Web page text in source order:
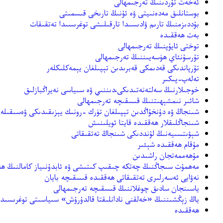
بوستانلىق مەدەنىيتى ۋە ئۇنىڭ تارىخى قىسمىتى
بۇددىزمنىڭ تارىم ۋادىسىدا تارقىلىشى توغرىسىدا تەتقىقات
بەت ھەققىدە
توختى ئايۇپنىڭ تەرجىمھالى
تۇرسۇنئاي ھۈسەيىننىڭ تەرجىمھالى
تۇرپاندىكى قەدىمكى قەبرىدىن تېپىلغان يېمەكلىكلەر
تەلەپ-پىكىر
خوجىلارنىڭ سەلتەنەتىدىكى،دىننىي ۋە سىياسى نەيراڭبازلىق
شائىر نىمشېھىتنىڭ قىسقىچە تەرجىمھالى
شىنجاڭ ۋە دۇنخۇاڭدىن تېپىلغان تۈرك -رونىك يېزىقىدىكى
شىنجاڭلىقلار ھەققىدە قايتا ئويلىنىش
شېۋىتسىيەنىڭ لۇنددىكى شىنجاڭ تەتقىقاتى
مۇقام ھەققىدە شېئىر
مۇھەممەتجان راشىدىن
مەھمۇت سىجاڭنىڭ چەتكە چىقىپ كىتىشى ۋە ئابدۇنىياز كامالنىڭ
نەۋايى ئەسەرلىرى تەتقىقاتى ھەققىدە قىسقىچە بايان
ياسىنجان سادىق چوغلاننىڭ قىسقىچە تەرجىمھالى
ياڭ زېڭشىننىڭ «خەلقنى نادانلىقتا قالدۇرۇش» سىياسىتى
ھەققىدە